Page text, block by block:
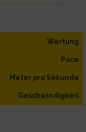
Wertung
Pace
Meter pro Sekunde
Geschwindigkeit